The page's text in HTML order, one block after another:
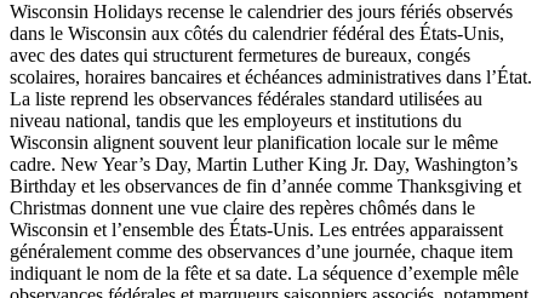
Wisconsin Holidays recense le calendrier des jours fériés observés
dans le Wisconsin aux côtés du calendrier fédéral des États-Unis,
avec des dates qui structurent fermetures de bureaux, congés
scolaires, horaires bancaires et échéances administratives dans l’État.
La liste reprend les observances fédérales standard utilisées au
niveau national, tandis que les employeurs et institutions du
Wisconsin alignent souvent leur planification locale sur le même
cadre. New Year’s Day, Martin Luther King Jr. Day, Washington’s
Birthday et les observances de fin d’année comme Thanksgiving et
Christmas donnent une vue claire des repères chômés dans le
Wisconsin et l’ensemble des États-Unis. Les entrées apparaissent
généralement comme des observances d’une journée, chaque item
indiquant le nom de la fête et sa date. La séquence d’exemple mêle